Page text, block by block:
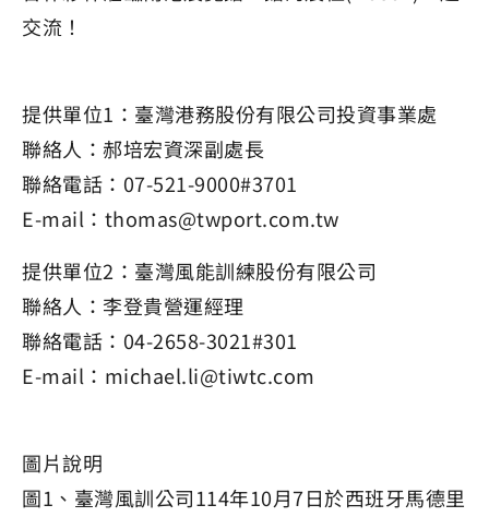
交流！
提供單位1：臺灣港務股份有限公司投資事業處
聯絡人：郝培宏資深副處長
聯絡電話：07-521-9000#3701
E-mail：thomas@twport.com.tw
提供單位2：臺灣風能訓練股份有限公司
聯絡人：李登貴營運經理
聯絡電話：04-2658-3021#301
E-mail：michael.li@tiwtc.com
圖片說明
圖1、臺灣風訓公司114年10月7日於西班牙馬德里